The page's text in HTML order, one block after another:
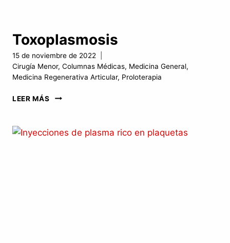
Toxoplasmosis
15 de noviembre de 2022
Cirugía Menor, Columnas Médicas, Medicina General,
Medicina Regenerativa Articular, Proloterapia
LEER MÁS TOXOPLASMOSIS